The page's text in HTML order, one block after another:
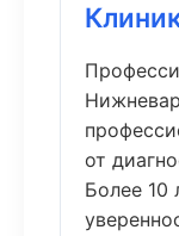
от
Более 10